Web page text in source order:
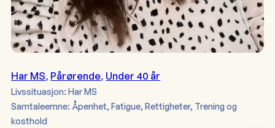
Har MS, Pårørende, Under 40 år
Livssituasjon: Har MS
Samtaleemne: Åpenhet, Fatigue, Rettigheter, Trening og
kosthold